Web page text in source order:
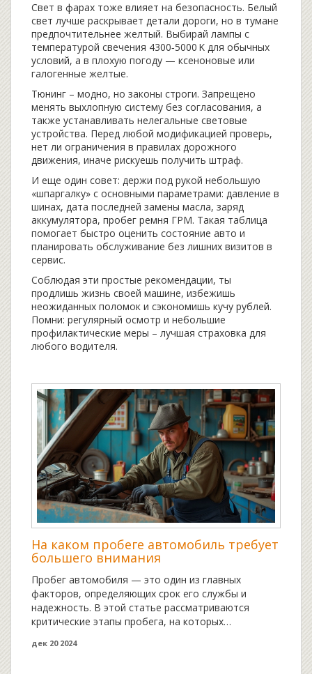
Свет в фарах тоже влияет на безопасность. Белый
свет лучше раскрывает детали дороги, но в тумане
предпочтительнее желтый. Выбирай лампы с
температурой свечения 4300‑5000 K для обычных
условий, а в плохую погоду — ксеноновые или
галогенные желтые.
Тюнинг – модно, но законы строги. Запрещено
менять выхлопную систему без согласования, а
также устанавливать нелегальные световые
устройства. Перед любой модификацией проверь,
нет ли ограничения в правилах дорожного
движения, иначе рискуешь получить штраф.
И еще один совет: держи под рукой небольшую
«шпаргалку» с основными параметрами: давление в
шинах, дата последней замены масла, заряд
аккумулятора, пробег ремня ГРМ. Такая таблица
помогает быстро оценить состояние авто и
планировать обслуживание без лишних визитов в
сервис.
Соблюдая эти простые рекомендации, ты
продлишь жизнь своей машине, избежишь
неожиданных поломок и сэкономишь кучу рублей.
Помни: регулярный осмотр и небольшие
профилактические меры – лучшая страховка для
любого водителя.
На каком пробеге автомобиль требует
большего внимания
Пробег автомобиля — это один из главных
факторов, определяющих срок его службы и
надежность. В этой статье рассматриваются
критические этапы пробега, на которых
обслуживании. Узнайте, какие именно проблемы
дек 20 2024